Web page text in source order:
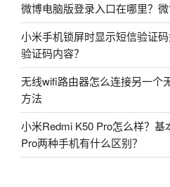
微博电脑版登录入口在哪里？
小米手机锁屏时显示短信验证
验证码内容？
无线wifi路由器怎么连接另一个
方法
小米Redmi K50 Pro怎么样？
Pro两种手机有什么区别？